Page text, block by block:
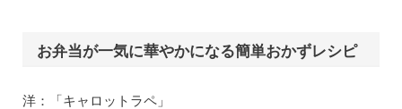
お弁当が一気に華やかになる簡単おかずレシピ
洋：「キャロットラペ」